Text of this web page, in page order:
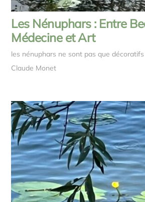
Les Nénuphars : Entre
Médecine et Art
les nénuphars ne sont pas que
Claude Monet